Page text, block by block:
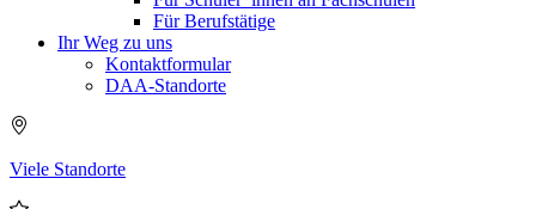
Für Berufstätige
Ihr Weg zu uns
Kontaktformular
DAA-Standorte
Viele Standorte